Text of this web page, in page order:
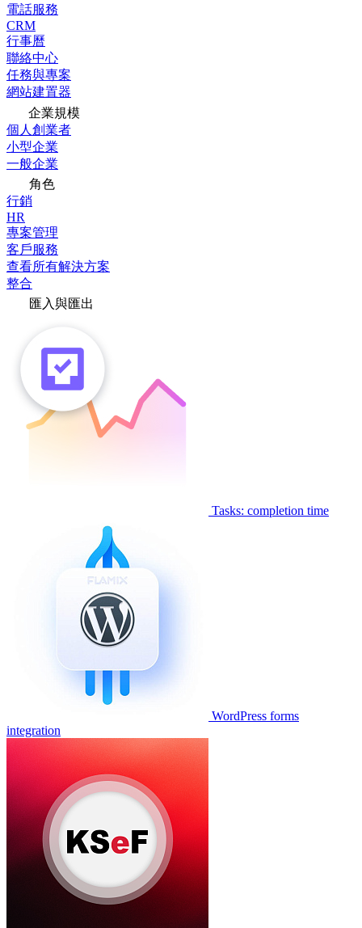
電話服務
CRM
行事曆
聯絡中心
任務與專案
網站建置器
企業規模
個人創業者
小型企業
一般企業
角色
行銷
HR
專案管理
客戶服務
查看所有解決方案
整合
匯入與匯出
Tasks: completion time
WordPress forms
integration